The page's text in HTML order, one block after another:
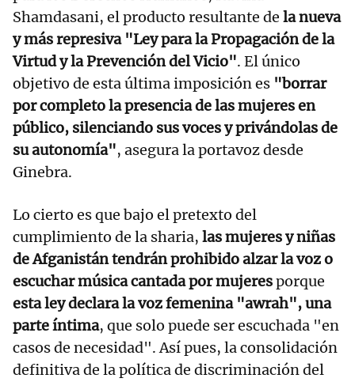
Shamdasani, el producto resultante de la nueva
y más represiva "Ley para la Propagación de la
Virtud y la Prevención del Vicio". El único
objetivo de esta última imposición es "borrar
por completo la presencia de las mujeres en
público, silenciando sus voces y privándolas de
su autonomía", asegura la portavoz desde
Ginebra.
Lo cierto es que bajo el pretexto del
cumplimiento de la sharia, las mujeres y niñas
de Afganistán tendrán prohibido alzar la voz o
escuchar música cantada por mujeresporque
esta ley declara la voz femenina "awrah", una
parte íntima, que solo puede ser escuchada "en
casos de necesidad". Así pues, la consolidación
definitiva de la política de discriminación del